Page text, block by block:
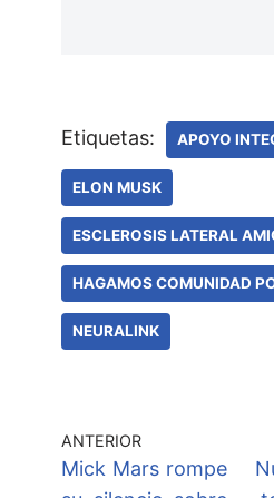
Etiquetas: APOYO
ELON MUSK
ESCLEROSIS LATERAL
HAGAMOS COMUNIDAD
NEURALINK
ANTERIOR
Mick Mars rompe